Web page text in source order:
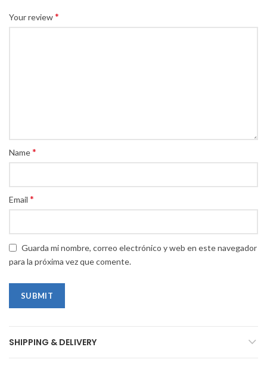
Your review*
Name*
Email *
Guarda mi nombre, correo electrónico y web en este navegador
para la próxima vez que comente.
SHIPPING & DELIVERY